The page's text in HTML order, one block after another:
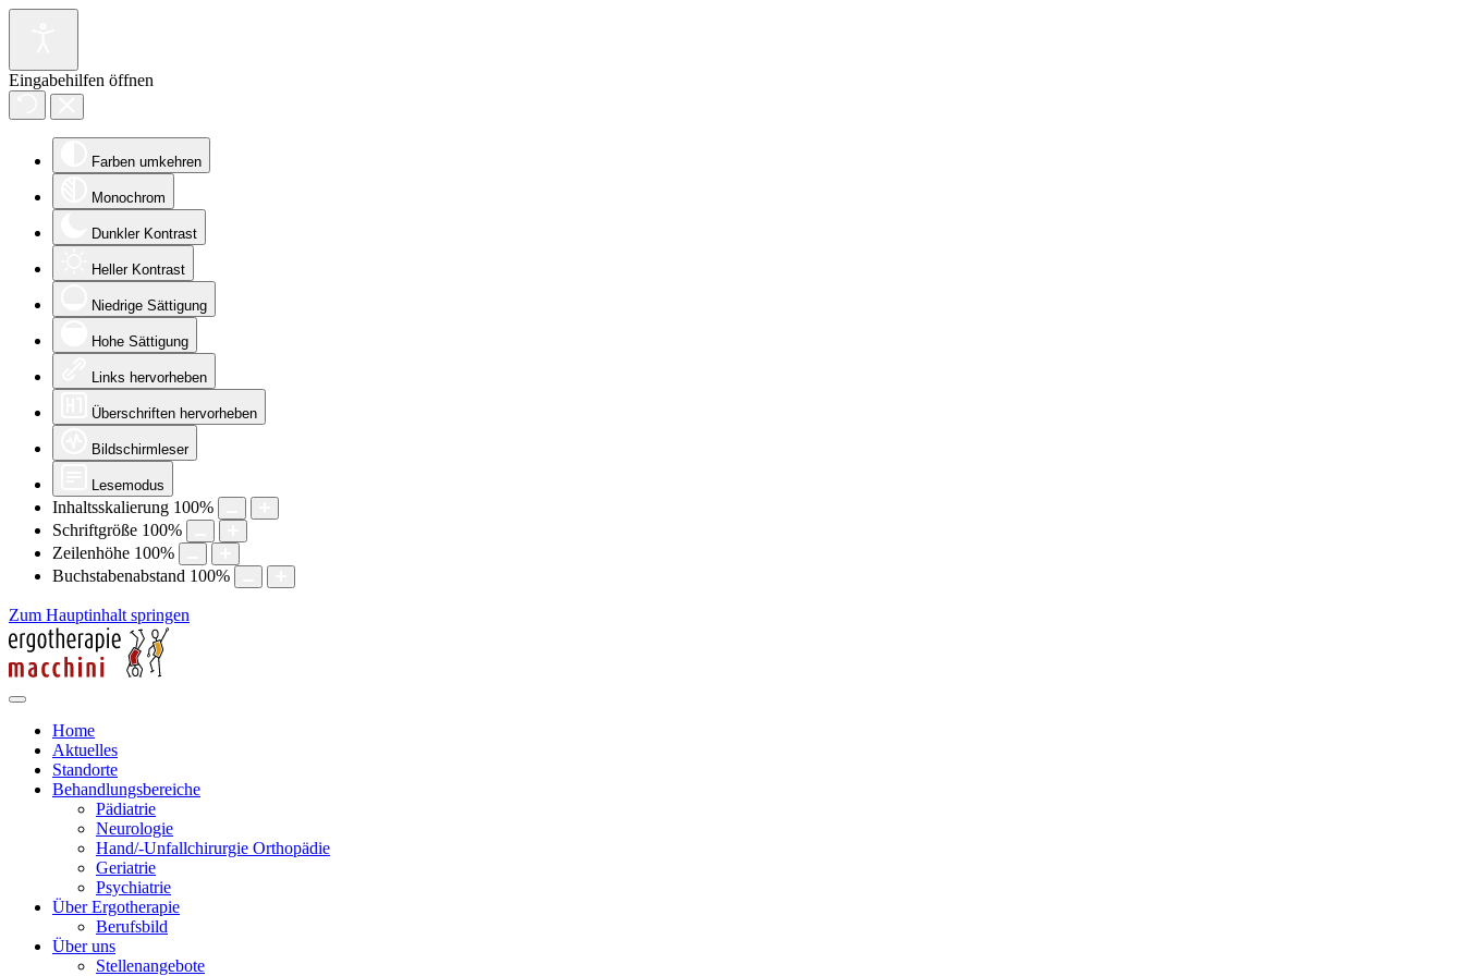
Eingabehilfen öffnen
Farben umkehren
Monochrom
Dunkler Kontrast
Heller Kontrast
Niedrige Sättigung
Hohe Sättigung
Links hervorheben
Überschriften hervorheben
Bildschirmleser
Lesemodus
Inhaltsskalierung 100%
Schriftgröße 100%
Zeilenhöhe 100%
Buchstabenabstand 100%
Zum Hauptinhalt springen
Home
Aktuelles
Standorte
Behandlungsbereiche
Pädiatrie
Neurologie
Hand/-Unfallchirurgie Orthopädie
Geriatrie
Psychiatrie
Über Ergotherapie
Berufsbild
Über uns
Stellenangebote